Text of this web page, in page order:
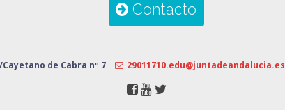
Contacto
Cayetano de Cabra nº 7 29011710.edu@juntadeandalucia.es